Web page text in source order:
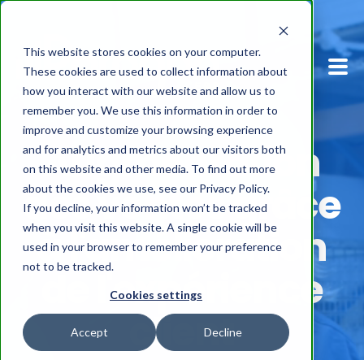
This website stores cookies on your computer.
These cookies are used to collect information about
how you interact with our website and allow us to
remember you. We use this information in order to
improve and customize your browsing experience
and for analytics and metrics about our visitors both
on this website and other media. To find out more
about the cookies we use, see our Privacy Policy.
If you decline, your information won’t be tracked
when you visit this website. A single cookie will be
used in your browser to remember your preference
not to be tracked.
Cookies settings
Accept Decline
Solution
Produit
Les industries
À propos
Contact
Augmentation
des ventes grâce
à l'amélioration
de l'expérience
client